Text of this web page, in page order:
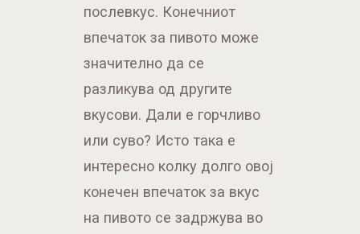
послевкус. Конечниот
впечаток за пивото може
значително да се
разликува од другите
вкусови. Дали е горчливо
или суво? Исто така е
интересно колку долго овој
конечен впечаток за вкус
на пивото се задржува во